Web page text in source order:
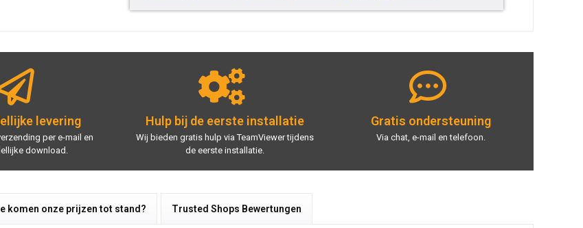
levering
per e-mail en
download.
Hulp bij de eerste installatie
Wij bieden gratis hulp via TeamViewer tijdens
de eerste installatie.
Gratis ondersteuning
Via chat, e-mail en telefoon.
komen onze prijzen tot stand? Trusted Shops Bewertungen